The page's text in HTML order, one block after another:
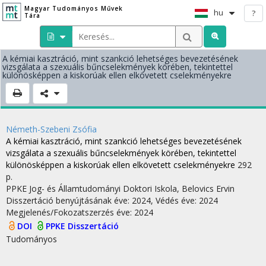
Magyar Tudományos Művek
Tára
hu ?
A kémiai kasztráció, mint szankció lehetséges bevezetésének
vizsgálata a szexuális bűncselekmények körében, tekintettel
különösképpen a kiskorúak ellen elkövetett cselekményekre
Németh-Szebeni Zsófia
A kémiai kasztráció, mint szankció lehetséges bevezetésének
vizsgálata a szexuális bűncselekmények körében, tekintettel
különösképpen a kiskorúak ellen elkövetett cselekményekre 292
p.
PPKE Jog- és Államtudományi Doktori Iskola, Belovics Ervin
Disszertáció benyújtásának éve: 2024, Védés éve: 2024
Megjelenés/Fokozatszerzés éve: 2024
DOI
PPKE Disszertáció
Tudományos